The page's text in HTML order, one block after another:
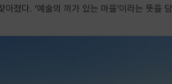
졌다. ‘예술의 끼가 있는 마을’이라는 뜻을